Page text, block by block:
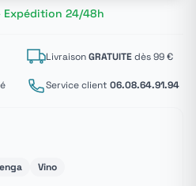
Expédition 24/48h
LivraisonGRATUITEdès 99 €
Service client 06.08.64.91.94
Vino